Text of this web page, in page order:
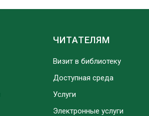
ЧИТАТЕЛЯМ
Визит в библиотеку
Доступная среда
Услуги
Электронные услуги